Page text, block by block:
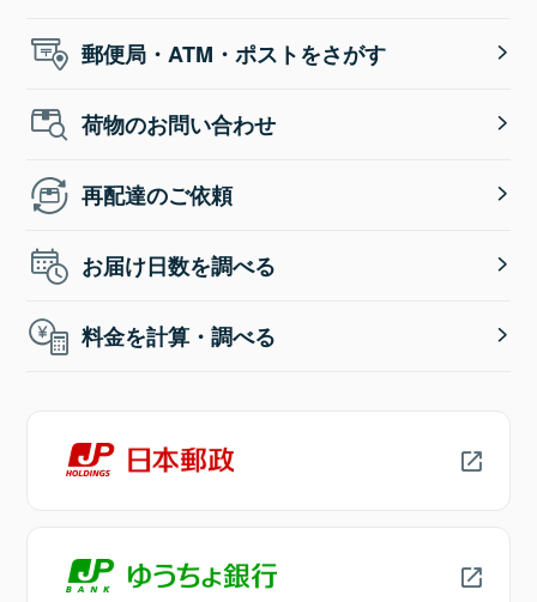
郵便局・ATM・ポストをさがす
荷物のお問い合わせ
再配達のご依頼
お届け日数を調べる
料金を計算・調べる